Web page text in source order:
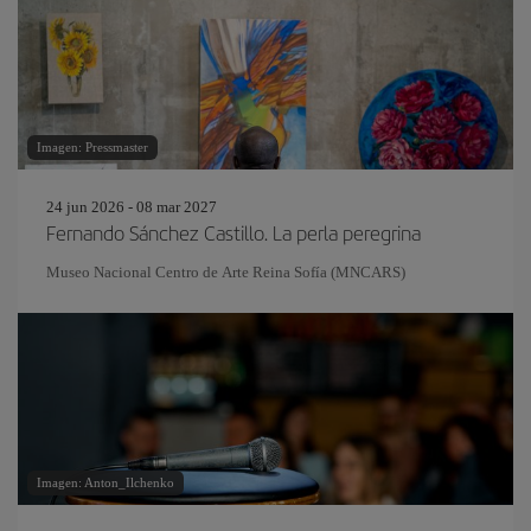
Imagen: Pressmaster
24 jun 2026 - 08 mar 2027
Fernando Sánchez Castillo. La perla peregrina
Museo Nacional Centro de Arte Reina Sofía (MNCARS)
Imagen: Anton_Ilchenko